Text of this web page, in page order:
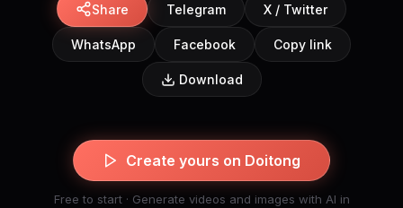
Share Telegram X / Twitter
WhatsApp Facebook Copy link
Download
Create yours on Doitong
Free to start · Generate videos and images with AI in